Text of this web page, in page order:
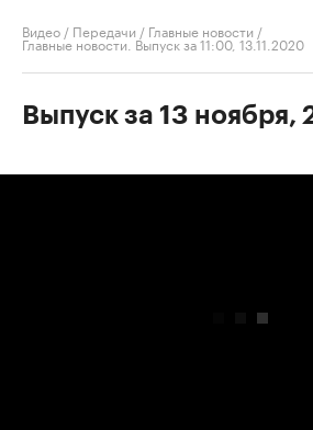
Видео / Передачи / Главные новости /
Главные новости. Выпуск за 11:00, 13.11.2020
Выпуск за 13 ноября,